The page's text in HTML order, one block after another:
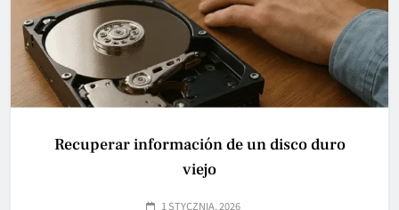
Recuperar información de un disco duro
viejo
1 STYCZNIA, 2026